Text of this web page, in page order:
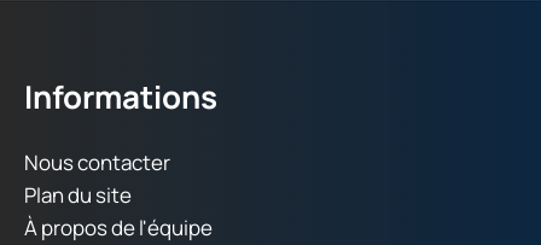
Informations
Nous contacter
Plan du site
À propos de l'équipe